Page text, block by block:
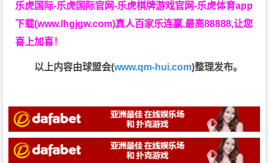
乐虎国际-乐虎国际官网-乐虎棋牌游戏官网-乐虎体育app
下载(www.lhgjgw.com)真人百家乐连赢,最高88888,让您
喜上加喜！
以上内容由球盟会(www.qm-hui.com)整理发布。